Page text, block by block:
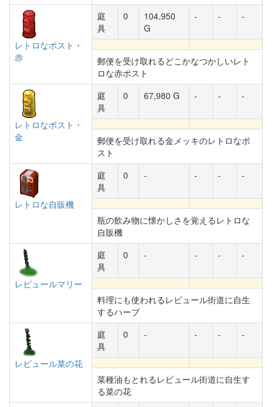
レトロなポスト・
赤
庭
具
0
104,950
G
- - -
郵便を受け取れるどこかなつかしいレト
ロな赤ポスト
レトロなポスト・
金
庭
具
0 67,980 G - - -
郵便を受け取れる金メッキのレトロなポ
スト
レトロな自販機
庭
具
0 - - - -
瓶の飲み物に懐かしさを覚えるレトロな
自販機
レビュールマリー
庭
具
0 - - - -
料理にも使われるレビュール街道に自生
するハーブ
レビュール菜の花
庭
具
0 - - - -
菜種油もとれるレビュール街道に自生す
る菜の花